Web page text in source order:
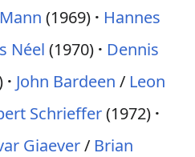
(1969)
Hannes
Néel (1970)
Dennis
John Bardeen / Leon
Schrieffer(1972)
Giaever/ Brian